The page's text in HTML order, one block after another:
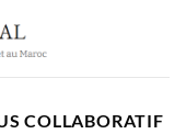
COLLABORATIF